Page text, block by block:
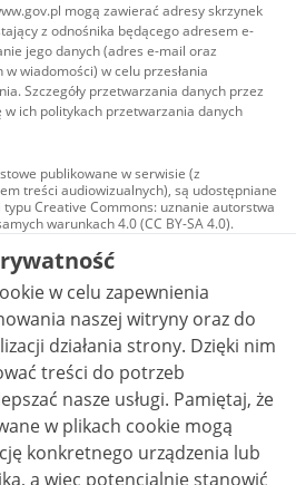
mogą zawierać adresy skrzynek
z odnośnika będącego adresem e-
jego danych (adres e-mail oraz
wiadomości) w celu przesłania
Szczegóły przetwarzania danych przez
w ich politykach przetwarzania danych
publikowane w serwisie (z
treści audiowizualnych), są udostępniane
typu Creative Commons: uznanie autorstwa
warunkach 4.0 (CC BY-SA 4.0).
w tym zdjęcia, materiały
są udostępniane na licencji typu
uznanie autorstwa użycie
- bez utworów zależnych 4.0 (CC BY-
o ile nie jest to stwierdzone inaczej.
w celu zapewnienia
naszej witryny oraz do
strony. Dzięki nim
treści do potrzeb
usługi. Pamiętaj, że
w plikach cookie mogą
konkretnego urządzenia lub
a więc potencjalnie stanowić